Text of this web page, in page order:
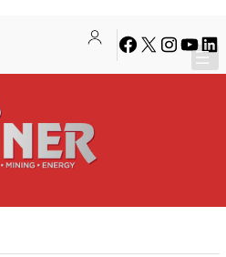
Facebook
X Instagram